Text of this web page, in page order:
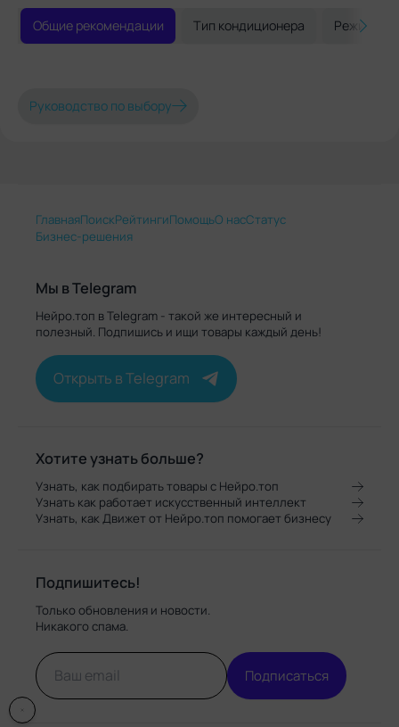
Общие рекомендации Тип кондиционера Режимы
Руководство по выбору
ГлавнаяПоискРейтингиПомощьО насСтатус
Бизнес-решения
Мы в Telegram
Нейро.топ в Telegram - такой же интересный и
полезный. Подпишись и ищи товары каждый день!
Открыть в Telegram
Хотите узнать больше?
Узнать, как подбирать товары с Нейро.топ
Узнать как работает искусственный интеллект
Узнать, как Движет от Нейро.топ помогает бизнесу
Подпишитесь!
Только обновления и новости.
Никакого спама.
Подписаться